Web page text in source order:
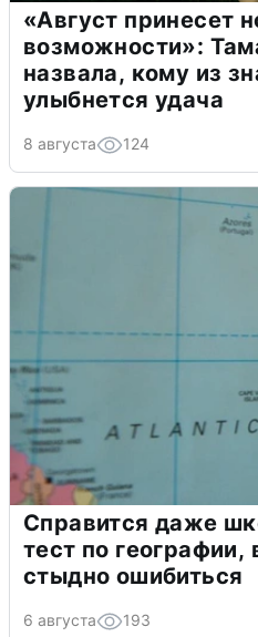
«Август принесет
возможности»:
назвала, кому из
улыбнется удача
8 августа 124
Справится даже
тест по географии,
стыдно ошибиться
6 августа 193